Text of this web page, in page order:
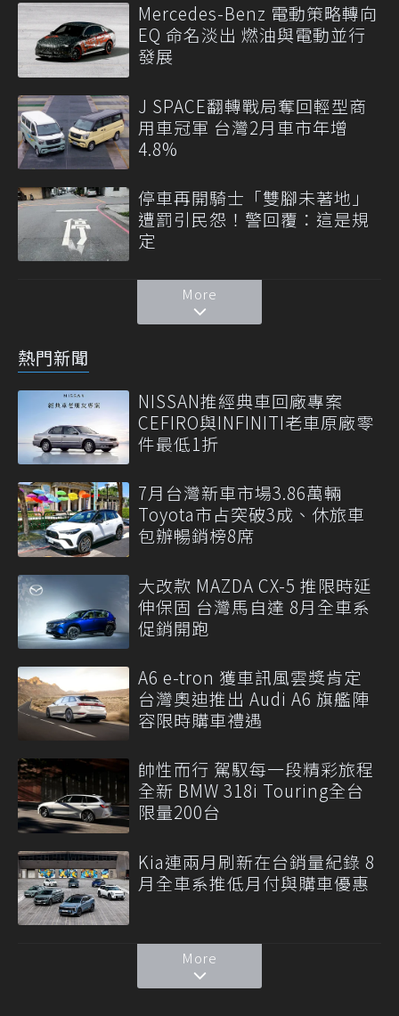
Mercedes-Benz 電動策略轉向
EQ 命名淡出 燃油與電動並行
發展
J SPACE翻轉戰局奪回輕型商
用車冠軍 台灣2月車市年增
4.8%
停車再開騎士「雙腳未著地」
遭罰引民怨！警回覆：這是規
定
More
熱門新聞
NISSAN推經典車回廠專案
CEFIRO與INFINITI老車原廠零
件最低1折
7月台灣新車市場3.86萬輛
Toyota市占突破3成、休旅車
包辦暢銷榜8席
大改款 MAZDA CX-5 推限時延
伸保固 台灣馬自達 8月全車系
促銷開跑
A6 e-tron 獲車訊風雲獎肯定
台灣奧迪推出 Audi A6 旗艦陣
容限時購車禮遇
帥性而行 駕馭每一段精彩旅程
全新 BMW 318i Touring全台
限量200台
Kia連兩月刷新在台銷量紀錄 8
月全車系推低月付與購車優惠
More